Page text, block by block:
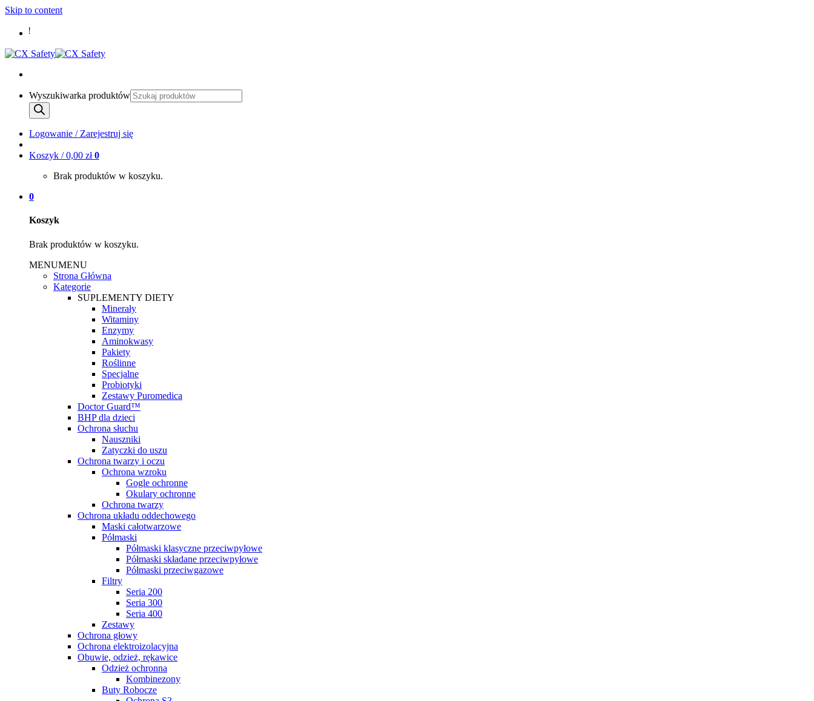
Skip to content
Wyszukiwarka produktów
Logowanie / Zarejestruj się
Koszyk /0,00 zł 0
Brak produktów w koszyku.
0
Koszyk
Brak produktów w koszyku.
MENUMENU
Strona Główna
Kategorie
SUPLEMENTY DIETY
Minerały
Witaminy
Enzymy
Aminokwasy
Pakiety
Roślinne
Specjalne
Probiotyki
Zestawy Puromedica
Doctor Guard™
BHP dla dzieci
Ochrona słuchu
Nauszniki
Zatyczki do uszu
Ochrona twarzy i oczu
Ochrona wzroku
Gogle ochronne
Okulary ochronne
Ochrona twarzy
Ochrona układu oddechowego
Maski całotwarzowe
Półmaski
Półmaski klasyczne przeciwpyłowe
Półmaski składane przeciwpyłowe
Półmaski przeciwgazowe
Filtry
Seria 200
Seria 300
Seria 400
Zestawy
Ochrona głowy
Ochrona elektroizolacyjna
Obuwie, odzież, rękawice
Odzież ochronna
Kombinezony
Buty Robocze